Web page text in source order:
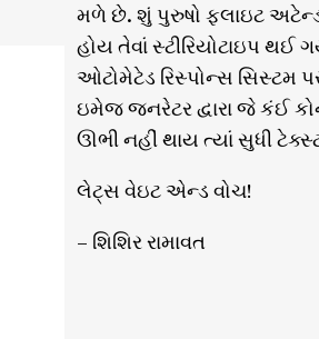
મળે છે. શું પુરુષો ફ્લાઇટ
હોય તેવાં સ્ટીરિયોટાઇપ
ઓટોમેટેડ રિસ્પોન્સ સિસ્ટમ
ઇમેજ જનરેટર દ્વારા જે કંઈ
ઊભી નહીં થાય ત્યાં સુધી
લેટ્સ વેઇટ એન્ડ વોચ!
– શિશિર રામાવત